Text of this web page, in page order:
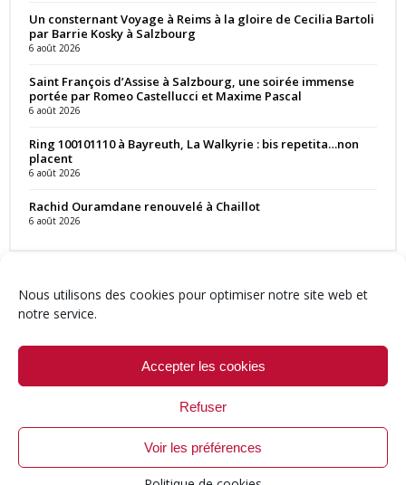
Nous utilisons des cookies pour optimiser notre site web et
notre service.
Accepter les cookies
Refuser
Voir les préférences
Un consternant Voyage à Reims à la gloire de Cecilia Bartoli
par Barrie Kosky à Salzbourg
6 août 2026
Saint François d’Assise à Salzbourg, une soirée immense
portée par Romeo Castellucci et Maxime Pascal
6 août 2026
Ring 100101110 à Bayreuth, La Walkyrie : bis repetita…non
placent
6 août 2026
Rachid Ouramdane renouvelé à Chaillot
6 août 2026
© 1999-2026 ResMusica.net Tous droits réservés.